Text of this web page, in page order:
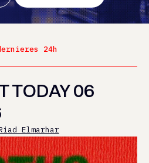
24h
TODAY 06
Elmarhar